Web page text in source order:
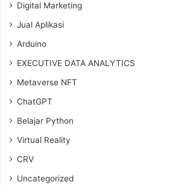
Digital Marketing
Jual Aplikasi
Arduino
EXECUTIVE DATA ANALYTICS
Metaverse NFT
ChatGPT
Belajar Python
Virtual Reality
CRV
Uncategorized